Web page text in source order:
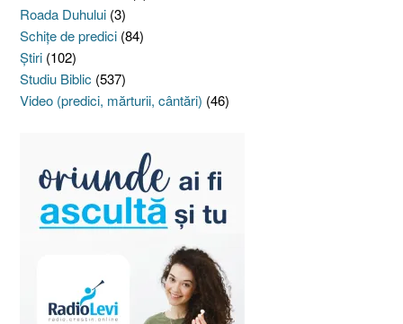
Roada Duhului (3)
Schiţe de predici (84)
Ştiri (102)
Studiu Biblic (537)
Video (predici, mărturii, cântări) (46)